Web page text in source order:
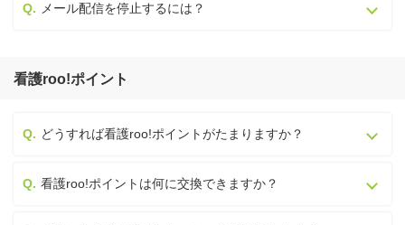
メール配信を停止するには？
看護roo!ポイント
どうすれば看護roo!ポイントがたまりますか？
看護roo!ポイントは何に交換できますか？